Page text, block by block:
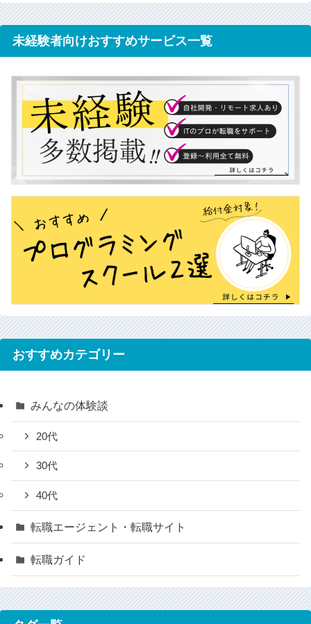
未経験者向けおすすめサービス一覧
おすすめカテゴリー
みんなの体験談
20代
30代
40代
転職エージェント・転職サイト
転職ガイド